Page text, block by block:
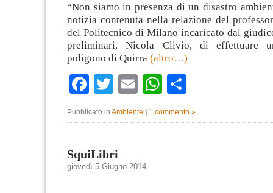
“Non siamo in presenza di un disastro
notizia contenuta nella relazione del
del Politecnico di Milano incaricato dal
preliminari, Nicola Clivio, di effettuare
poligono di Quirra (altro…)
Facebook
TwitterEmailWhatsApp
Pubblicato in Ambiente 1 commento »
SquiLibri
giovedì 5 Giugno 2014